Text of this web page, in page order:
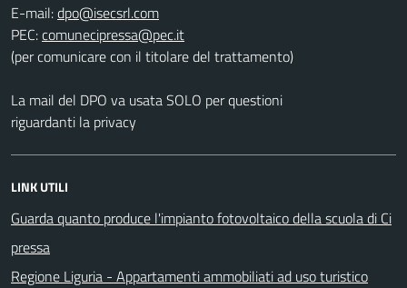
E-mail:
PEC:
(per comunicare con il titolare del trattamento)
La mail del DPO va usata SOLO per questioni
riguardanti la privacy
LINK UTILI
Guarda quanto produce l'impianto fotovoltaico della scuola di Ci
pressa
Regione Liguria - Appartamenti ammobiliati ad uso turistico